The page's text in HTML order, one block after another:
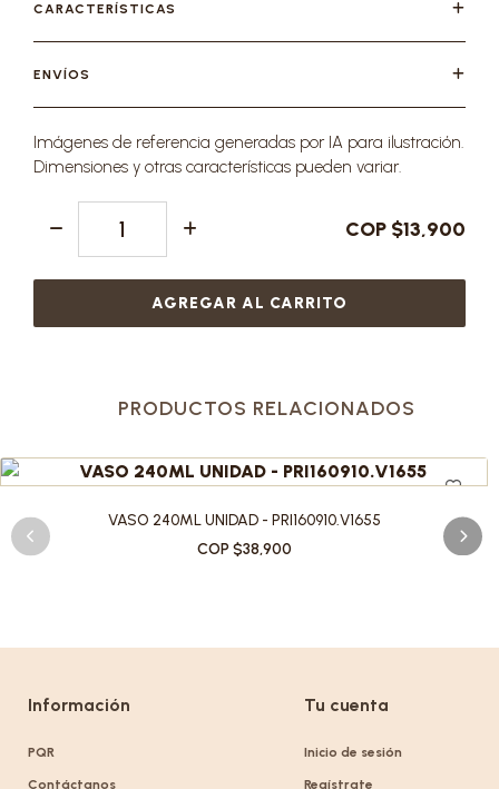
CARACTERÍSTICAS
ENVÍOS
Imágenes de referencia generadas por IA para ilustración.
Dimensiones y otras características pueden variar.
COP $13,900
AGREGAR AL CARRITO
PRODUCTOS RELACIONADOS
VASO 240ML UNIDAD - PRI160910.V1655
COP $38,900
Información
PQR
Contáctanos
Tu cuenta
Inicio de sesión
Regístrate